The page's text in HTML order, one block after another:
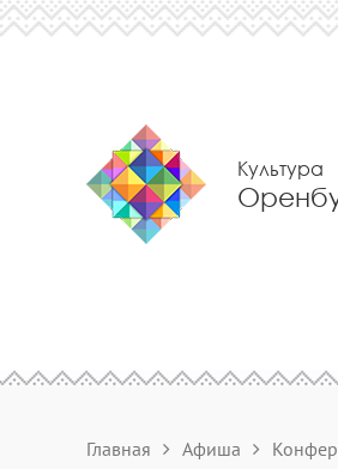
Культура
Главная Афиша